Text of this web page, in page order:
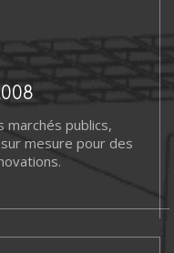
publics,
mesure pour des